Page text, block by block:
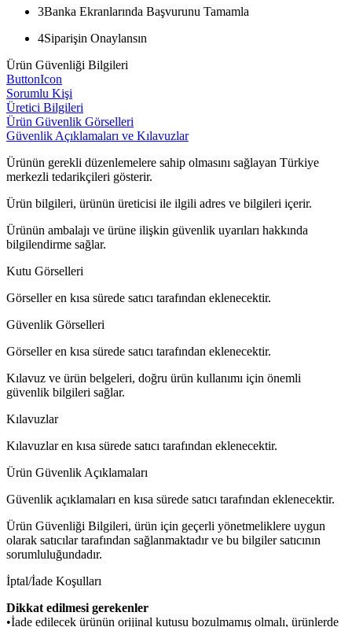
3Banka Ekranlarında Başvurunu Tamamla
4Siparişin Onaylansın
Ürün Güvenliği Bilgileri
ButtonIcon
Sorumlu Kişi
Üretici Bilgileri
Ürün Güvenlik Görselleri
Güvenlik Açıklamaları ve Kılavuzlar
Ürünün gerekli düzenlemelere sahip olmasını sağlayan Türkiye
merkezli tedarikçileri gösterir.
Ürün bilgileri, ürünün üreticisi ile ilgili adres ve bilgileri içerir.
Ürünün ambalajı ve ürüne ilişkin güvenlik uyarıları hakkında
bilgilendirme sağlar.
Kutu Görselleri
Görseller en kısa sürede satıcı tarafından eklenecektir.
Güvenlik Görselleri
Görseller en kısa sürede satıcı tarafından eklenecektir.
Kılavuz ve ürün belgeleri, doğru ürün kullanımı için önemli
güvenlik bilgileri sağlar.
Kılavuzlar
Kılavuzlar en kısa sürede satıcı tarafından eklenecektir.
Ürün Güvenlik Açıklamaları
Güvenlik açıklamaları en kısa sürede satıcı tarafından eklenecektir.
Ürün Güvenliği Bilgileri, ürün için geçerli yönetmeliklere uygun
olarak satıcılar tarafından sağlanmaktadır ve bu bilgiler satıcının
sorumluluğundadır.
İptal/İade Koşulları
Dikkat edilmesi gerekenler
•İade edilecek ürünün orijinal kutusu bozulmamış olmalı, ürünlerde